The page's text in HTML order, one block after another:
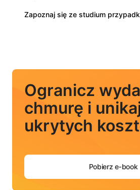
Zapoznaj się ze studium
Ogranicz
chmurę i
ukrytych
Pobierz e‑book